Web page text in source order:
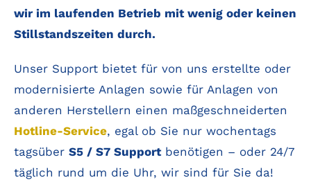
wir im laufenden Betrieb mit wenig oder keinen
Stillstandszeiten durch.
Unser Support bietet für von uns erstellte oder
modernisierte Anlagen sowie für Anlagen von
anderen Herstellern einen maßgeschneiderten
Hotline-Service, egal ob Sie nur wochentags
tagsüber S5 / S7 Supportbenötigen – oder 24/7
täglich rund um die Uhr, wir sind für Sie da!